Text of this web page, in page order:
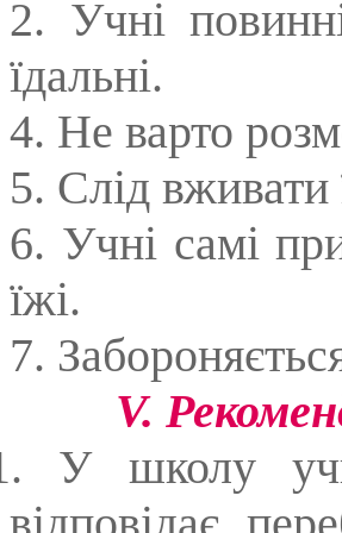
2. Учні
їдальні.
4. Не варто
5. Слід вживати
6. Учні самі
їжі.
7.
V.
У школу